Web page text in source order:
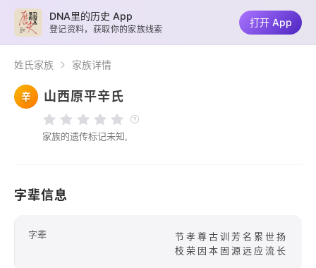
姓氏家族 家族详情
辛 山西原平辛氏
家族的遗传标记未知,
字辈信息
字辈
节孝尊古训芳名累世扬
枝荣因本固源远应流长
DNA里的历史 App
登记资料，获取你的家族线索
打开 App